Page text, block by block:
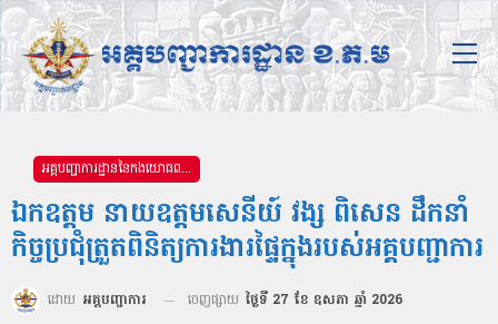
អគ្គបញ្ជាការដ្ឋាននៃកងយោធពលខេមរភូមិន្ទ
ឯកឧត្ដម នាយឧត្តមសេនីយ៍ វង្ស ពិសេន ដឹកនាំ
កិច្ចប្រជុំត្រួតពិនិត្យការងារផ្ទៃក្នុងរបស់អគ្គបញ្ជាការ
ដោយ អគ្គបញ្ជាការ ចេញផ្សាយ ថ្ងៃទី 27 ខែ ឧសភា ឆ្នាំ 2026